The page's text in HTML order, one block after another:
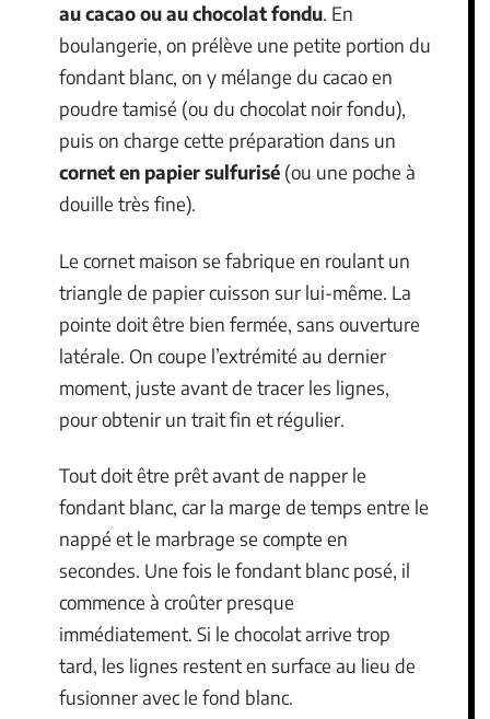
au cacao ou au chocolat fondu. En
boulangerie, on prélève une petite portion du
fondant blanc, on y mélange du cacao en
poudre tamisé (ou du chocolat noir fondu),
puis on charge cette préparation dans un
cornet en papier sulfurisé (ou une poche à
douille très fine).
Le cornet maison se fabrique en roulant un
triangle de papier cuisson sur lui-même. La
pointe doit être bien fermée, sans ouverture
latérale. On coupe l’extrémité au dernier
moment, juste avant de tracer les lignes,
pour obtenir un trait fin et régulier.
Tout doit être prêt avant de napper le
fondant blanc, car la marge de temps entre le
nappé et le marbrage se compte en
secondes. Une fois le fondant blanc posé, il
commence à croûter presque
immédiatement. Si le chocolat arrive trop
tard, les lignes restent en surface au lieu de
fusionner avec le fond blanc.